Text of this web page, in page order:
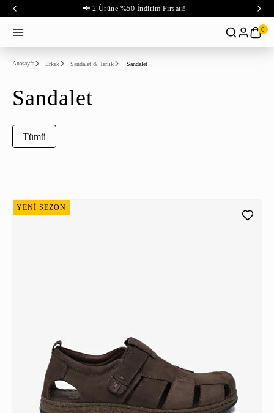
📢 2.Ürüne %50 İndirim Fırsatı!
0
Anasayfa Erkek Sandalet & Terlik Sandalet
Sandalet
Tümü
YENİ SEZON